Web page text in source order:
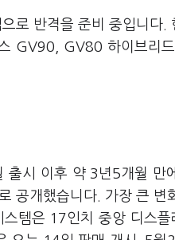
로 반격을 준비 중입니다.
GV90, GV80 하이브리
출시 이후 약 3년5개월 만
공개했습니다. 가장 큰 변
스템은 17인치 중앙 디스플